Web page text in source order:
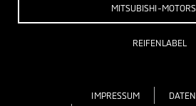
MITSUBISHI-
REIFENLABEL
IMPRESSUM